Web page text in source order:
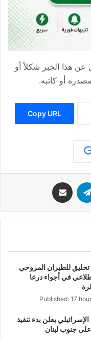
هذا الخبر شكلاً أو
أو كاتبه.
Copy URL
تيلقرام
للطيران المروحي
في أجواء درعا
Published: 17
يعلن بدء تنفيذ
جنوب لبنان